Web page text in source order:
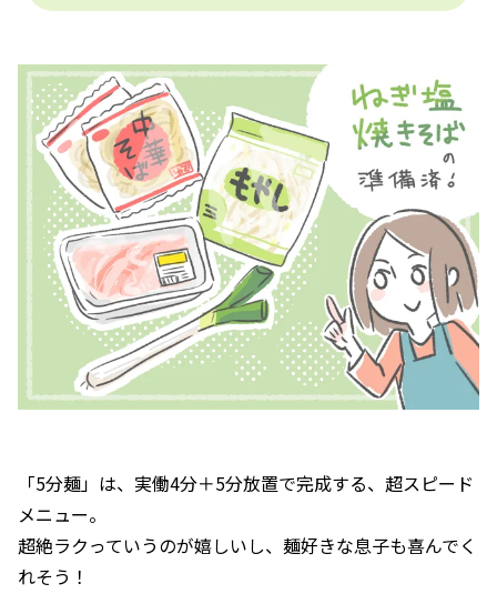
「5分麺」は、実働4分＋5分放置で完成する、超スピード
メニュー。
超絶ラクっていうのが嬉しいし、麺好きな息子も喜んでく
れそう！